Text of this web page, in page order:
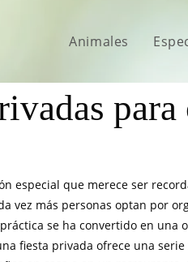
Animales
especial que merece ser
vez más personas optan por
se ha convertido en una
fiesta privada ofrece una